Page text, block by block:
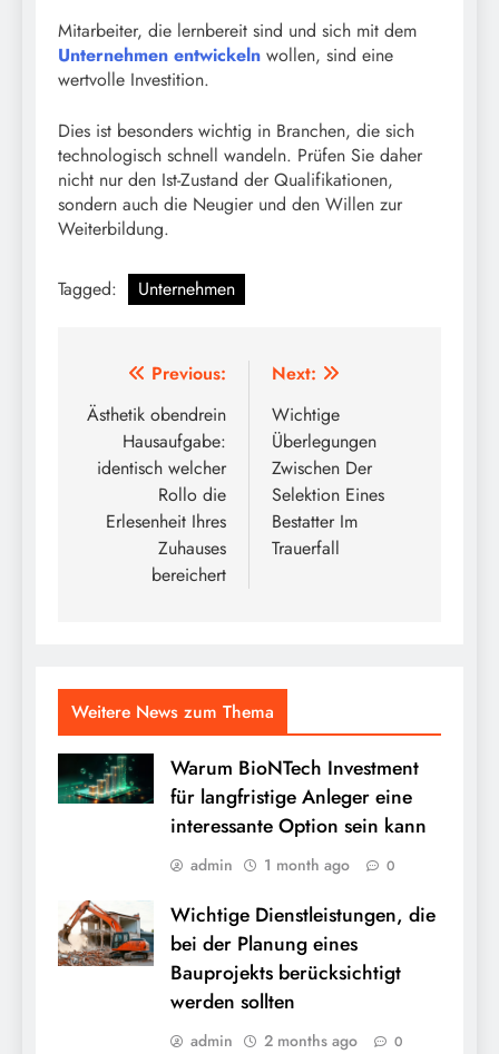
Mitarbeiter, die lernbereit sind und sich mit dem
Unternehmen entwickeln wollen, sind eine
wertvolle Investition.
Dies ist besonders wichtig in Branchen, die sich
technologisch schnell wandeln. Prüfen Sie daher
nicht nur den Ist-Zustand der Qualifikationen,
sondern auch die Neugier und den Willen zur
Weiterbildung.
Tagged: Unternehmen
Post
navigation
Previous:
Ästhetik obendrein
Hausaufgabe:
identisch welcher
Rollo die
Erlesenheit Ihres
Zuhauses
bereichert
Next:
Wichtige
Überlegungen
Zwischen Der
Selektion Eines
Bestatter Im
Trauerfall
Weitere News zum Thema
Warum BioNTech Investment
für langfristige Anleger eine
interessante Option sein kann
admin 1 month ago 0
Wichtige Dienstleistungen, die
bei der Planung eines
Bauprojekts berücksichtigt
werden sollten
admin 2 months ago 0